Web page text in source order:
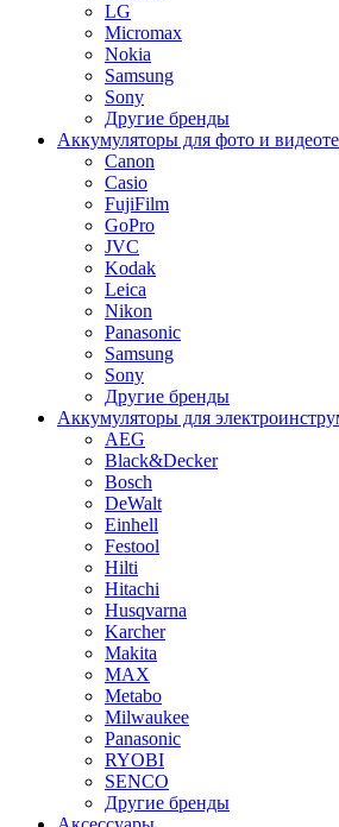
LG
Micromax
Nokia
Samsung
Sony
Другие бренды
Аккумуляторы для фото и
Canon
Casio
FujiFilm
GoPro
JVC
Kodak
Leica
Nikon
Panasonic
Samsung
Sony
Другие бренды
Аккумуляторы для
AEG
Black&Decker
Bosch
DeWalt
Einhell
Festool
Hilti
Hitachi
Husqvarna
Karcher
Makita
MAX
Metabo
Milwaukee
Panasonic
RYOBI
SENCO
Другие бренды